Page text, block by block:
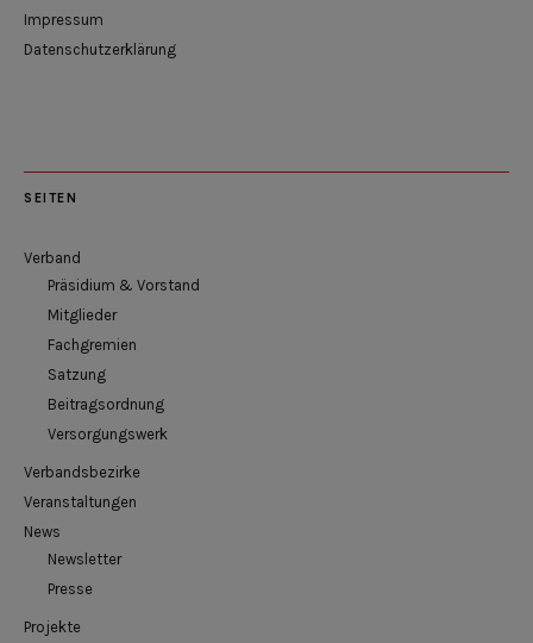
Impressum
Datenschutzerklärung
SEITEN
Verband
Präsidium & Vorstand
Mitglieder
Fachgremien
Satzung
Beitragsordnung
Versorgungswerk
Verbandsbezirke
Veranstaltungen
News
Newsletter
Presse
Projekte